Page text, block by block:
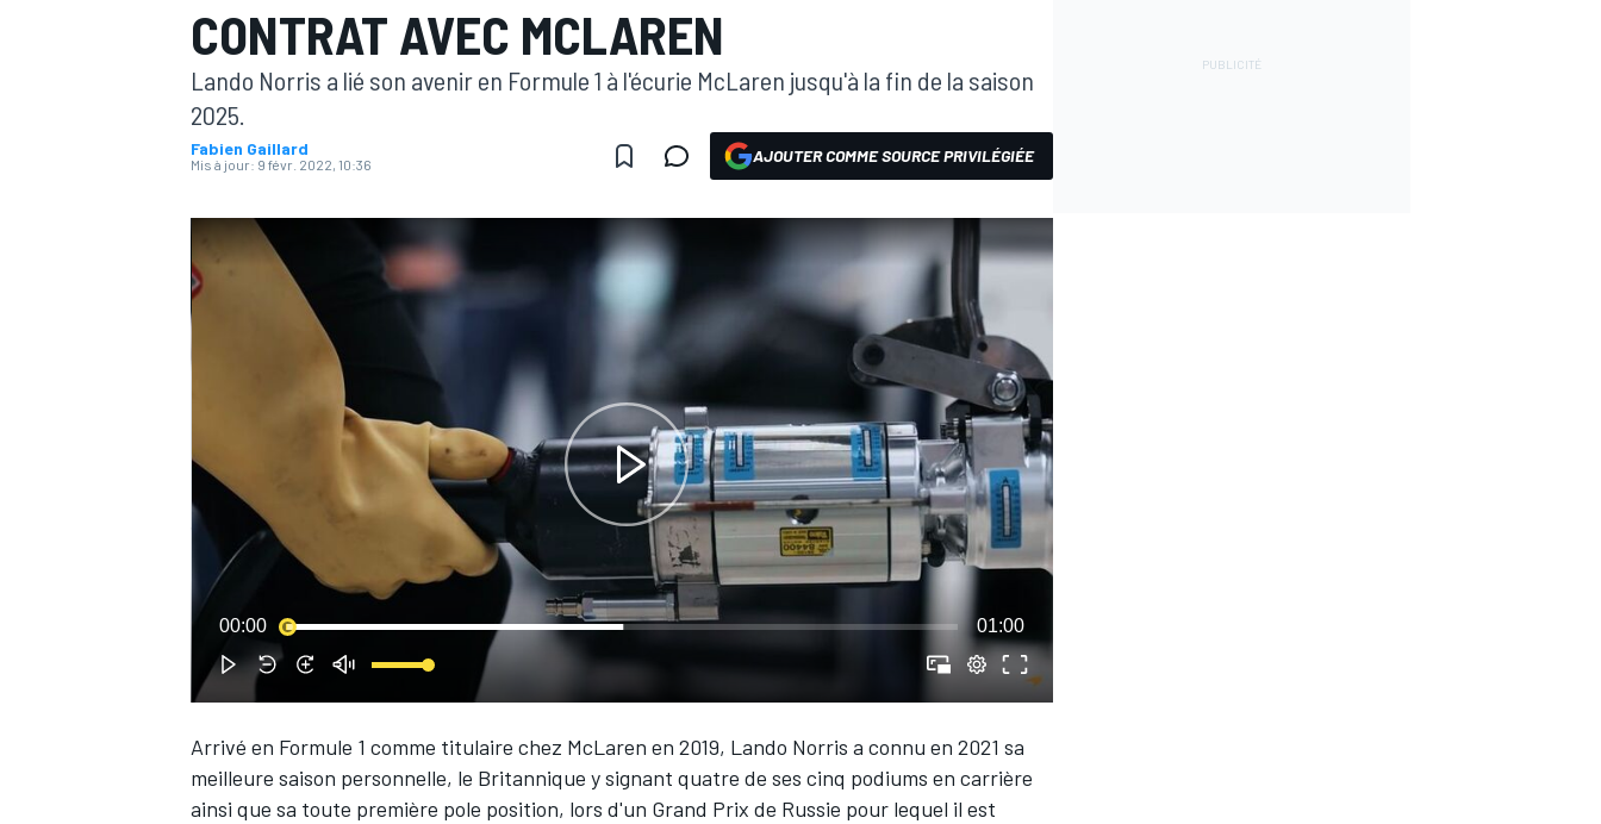
WRC
CONTRAT AVEC MCLAREN
Lando Norris a lié son avenir en Formule 1 à l'écurie McLaren jusqu'à la fin de la saison
2025.
Fabien Gaillard
Mis à jour: 9 févr. 2022, 10:36 AJOUTER COMME SOURCE PRIVILÉGIÉE
00:00 01:00
Arrivé en Formule 1 comme titulaire chez McLaren en 2019, Lando Norris a connu en 2021 sa
meilleure saison personnelle, le Britannique y signant quatre de ses cinq podiums en carrière
ainsi que sa toute première pole position, lors d'un Grand Prix de Russie pour lequel il est